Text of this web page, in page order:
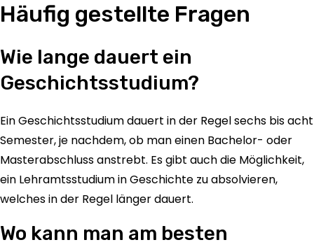
Häufig gestellte Fragen
Wie lange dauert ein
Geschichtsstudium?
Ein Geschichtsstudium dauert in der Regel sechs bis acht
Semester, je nachdem, ob man einen Bachelor- oder
Masterabschluss anstrebt. Es gibt auch die Möglichkeit,
ein Lehramtsstudium in Geschichte zu absolvieren,
welches in der Regel länger dauert.
Wo kann man am besten